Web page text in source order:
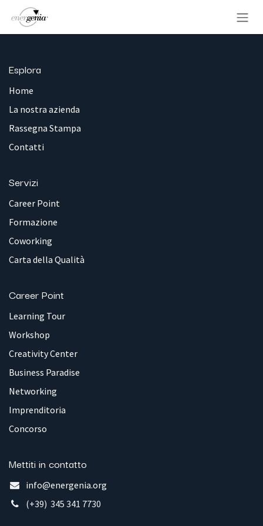
Passa al contenuto
Esplora
Home
La nostra azienda
Rassegna Stampa
Contatti
Servizi
Career Point
Formazione
Coworking
Carta della Qualità
Career Point
Learning Tour
Workshop
Creativity Center
Business Paradise
Networking
Imprenditoria
Concorso
Mettiti in contatto
info@energenia.org
(+39) 345 341 7730